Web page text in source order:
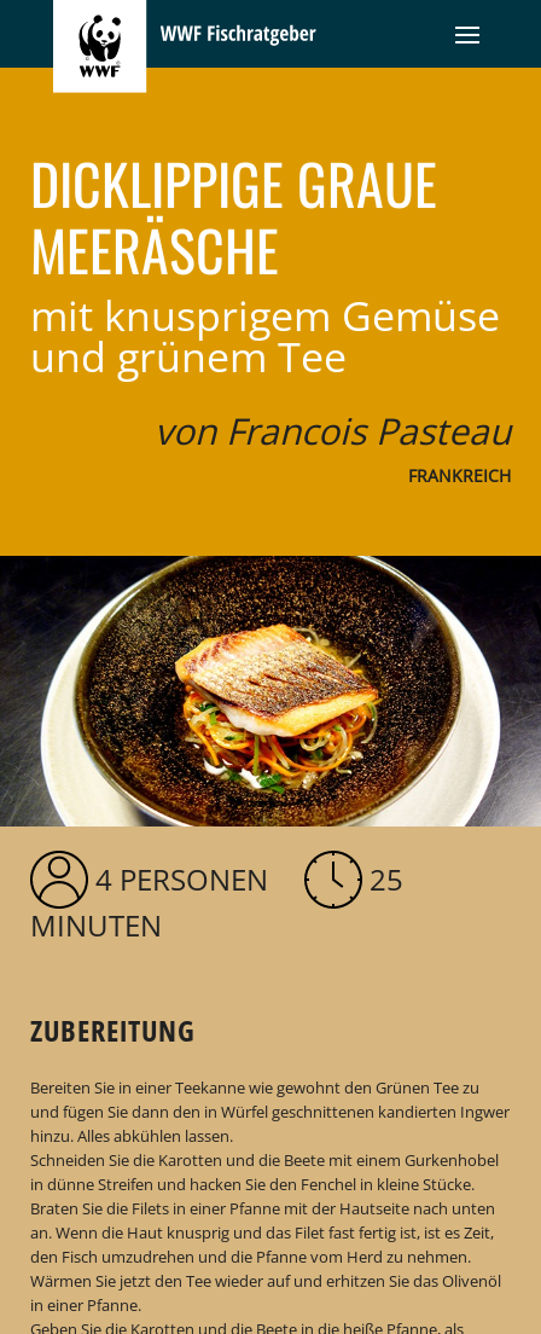
DICKLIPPIGE GRAUE
MEERÄSCHE
mit knusprigem Gemüse
und grünem Tee
von Francois Pasteau
FRANKREICH
4 PERSONEN
25
MINUTEN
ZUBEREITUNG
Bereiten Sie in einer Teekanne wie gewohnt den Grünen Tee zu
und fügen Sie dann den in Würfel geschnittenen kandierten Ingwer
hinzu. Alles abkühlen lassen.
Schneiden Sie die Karotten und die Beete mit einem Gurkenhobel
in dünne Streifen und hacken Sie den Fenchel in kleine Stücke.
Braten Sie die Filets in einer Pfanne mit der Hautseite nach unten
an. Wenn die Haut knusprig und das Filet fast fertig ist, ist es Zeit,
den Fisch umzudrehen und die Pfanne vom Herd zu nehmen.
Wärmen Sie jetzt den Tee wieder auf und erhitzen Sie das Olivenöl
in einer Pfanne.
Geben Sie die Karotten und die Beete in die heiße Pfanne, als